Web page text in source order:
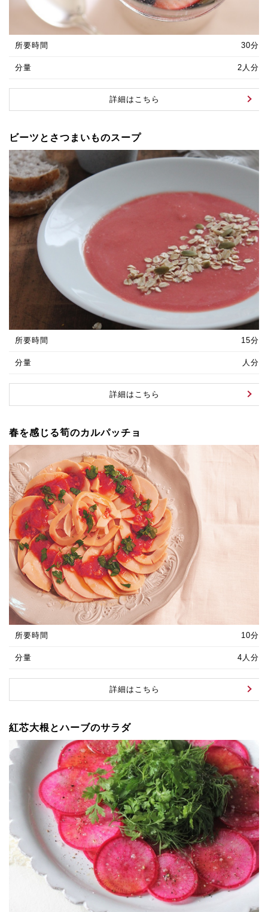
所要時間 30分
分量 2人分
詳細はこちら
ビーツとさつまいものスープ
所要時間 15分
分量 人分
詳細はこちら
春を感じる筍のカルパッチョ
所要時間 10分
分量 4人分
詳細はこちら
紅芯大根とハーブのサラダ